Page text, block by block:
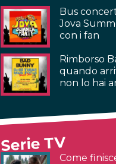
Bus
Jova
con i fan
Rimborso
quando
non lo hai
Serie TV
Come